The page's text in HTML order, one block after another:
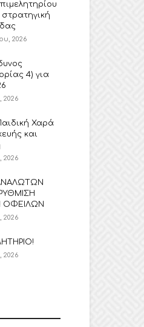
2026
4) για
2026
Χαρά
και
2026
ΟΦΕΙΛΩΝ
2026
2026